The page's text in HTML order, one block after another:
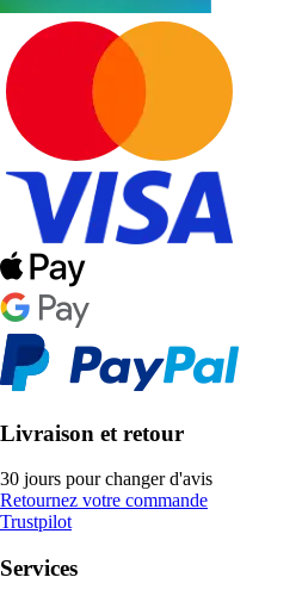
Livraison et retour
30 jours pour changer d'avis
Retournez votre commande
Trustpilot
Services